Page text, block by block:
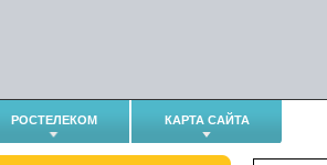
РОСТЕЛЕКОМ КАРТА САЙТА